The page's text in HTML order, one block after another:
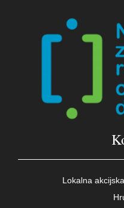
Lokalna